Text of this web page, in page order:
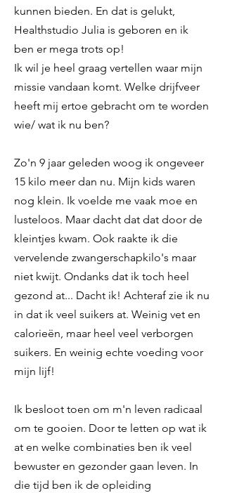
kunnen bieden. En dat is gelukt,
Healthstudio Julia is geboren en ik
ben er mega trots op! ​
Ik wil je heel graag vertellen waar mijn
missie vandaan komt. Welke drijfveer
heeft mij ertoe gebracht om te worden
wie/ wat ik nu ben?
Zo'n 9 jaar geleden woog ik ongeveer
15 kilo meer dan nu. Mijn kids waren
nog klein. Ik voelde me vaak moe en
lusteloos. Maar dacht dat dat door de
kleintjes kwam. Ook raakte ik die
vervelende zwangerschapkilo's maar
niet kwijt. Ondanks dat ik toch heel
gezond at... Dacht ik! Achteraf zie ik nu
in dat ik veel suikers at. Weinig vet en
calorieën, maar heel veel verborgen
suikers. En weinig echte voeding voor
mijn lijf!
Ik besloot toen om m'n leven radicaal
om te gooien. Door te letten op wat ik
at en welke combinaties ben ik veel
bewuster en gezonder gaan leven. In
die tijd ben ik de opleiding